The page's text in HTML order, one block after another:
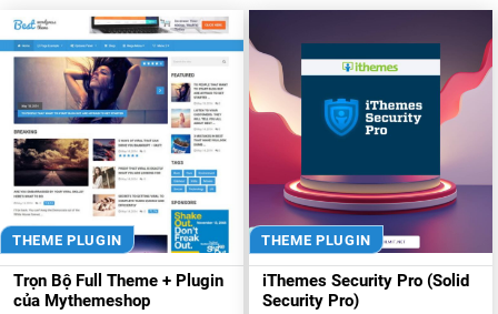
THEME PLUGIN
Trọn Bộ Full Theme + Plugin
của Mythemeshop
THEME PLUGIN
iThemes Security Pro (Solid
Security Pro)